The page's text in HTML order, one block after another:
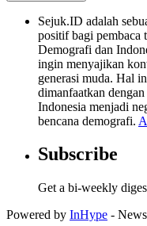
Sejuk.ID adalah
positif bagi pembaca
Demografi dan
ingin menyajikan
generasi muda. Hal
dimanfaatkan
Indonesia menjadi
bencana demografi.
Subscribe
Get a bi-weekly
Powered by InHype -